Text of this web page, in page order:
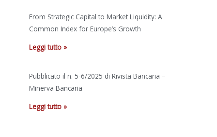
From Strategic Capital to Market Liquidity: A
Common Index for Europe’s Growth
Leggi tutto »
Pubblicato il n. 5-6/2025 di Rivista Bancaria –
Minerva Bancaria
Leggi tutto »